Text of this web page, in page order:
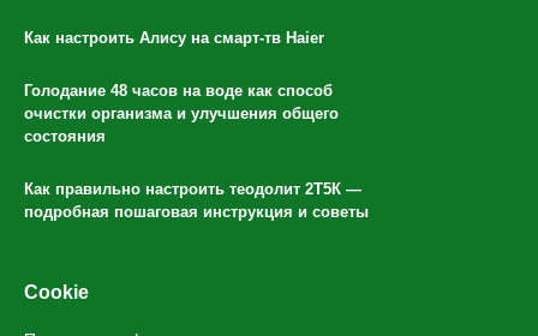
Как настроить Алису на смарт-тв Haier
Голодание 48 часов на воде как способ
очистки организма и улучшения общего
состояния
Как правильно настроить теодолит 2Т5К —
подробная пошаговая инструкция и советы
Cookie